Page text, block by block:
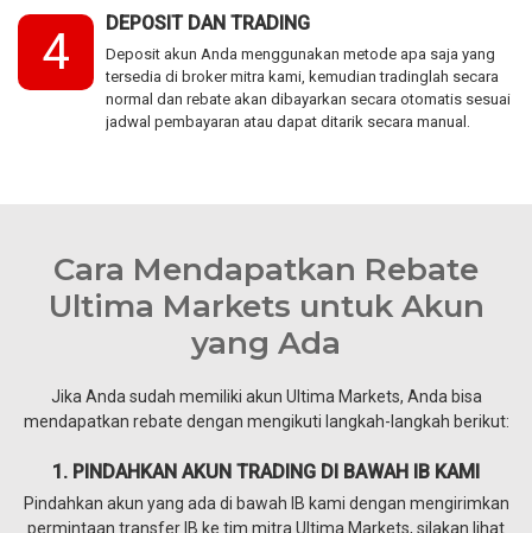
4 DEPOSIT DAN TRADING
Deposit akun Anda menggunakan metode apa saja yang
tersedia di broker mitra kami, kemudian tradinglah secara
normal dan rebate akan dibayarkan secara otomatis sesuai
jadwal pembayaran atau dapat ditarik secara manual.
Cara Mendapatkan Rebate
Ultima Markets untuk Akun
yang Ada
Jika Anda sudah memiliki akun Ultima Markets, Anda bisa
mendapatkan rebate dengan mengikuti langkah-langkah berikut:
1. PINDAHKAN AKUN TRADING DI BAWAH IB KAMI
Pindahkan akun yang ada di bawah IB kami dengan mengirimkan
permintaan transfer IB ke tim mitra Ultima Markets, silakan lihat